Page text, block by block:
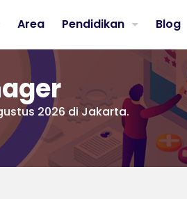
2026 di Jakarta.
Area Pendidikan Blog